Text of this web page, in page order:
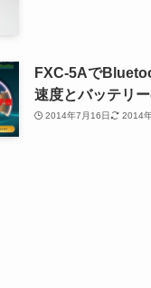
FXC-5Aで
速度とバッテリ
2014年7月16日 2014